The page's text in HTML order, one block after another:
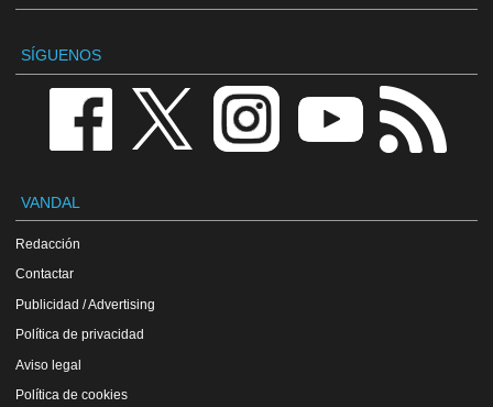
SÍGUENOS
VANDAL
Redacción
Contactar
Publicidad / Advertising
Política de privacidad
Aviso legal
Política de cookies